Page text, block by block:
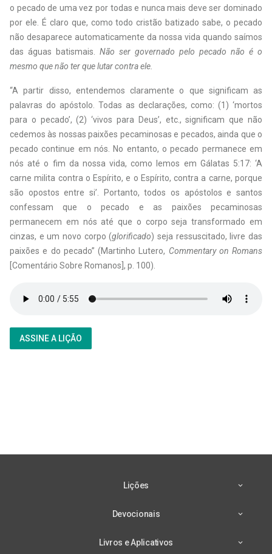
o pecado de uma vez por todas e nunca mais deve ser dominado
por ele. É claro que, como todo cristão batizado sabe, o pecado
não desaparece automaticamente da nossa vida quando saímos
das águas batismais. Não ser governado pelo pecado não é o
mesmo que não ter que lutar contra ele.
“A partir disso, entendemos claramente o que significam as
palavras do apóstolo. Todas as declarações, como: (1) ‘mortos
para o pecado’, (2) ‘vivos para Deus’, etc., significam que não
cedemos às nossas paixões pecaminosas e pecados, ainda que o
pecado continue em nós. No entanto, o pecado permanece em
nós até o fim da nossa vida, como lemos em Gálatas 5:17: ‘A
carne milita contra o Espírito, e o Espírito, contra a carne, porque
são opostos entre si’. Portanto, todos os apóstolos e santos
confessam que o pecado e as paixões pecaminosas
permanecem em nós até que o corpo seja transformado em
cinzas, e um novo corpo (glorificado) seja ressuscitado, livre das
paixões e do pecado” (Martinho Lutero, Commentary on Romans
[Comentário Sobre Romanos], p. 100).
ASSINE A LIÇÃO
Lições
Devocionais
Livros e Aplicativos